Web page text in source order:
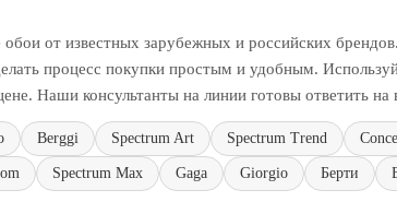
от известных зарубежных и российских
процесс покупки простым и удобным.
Наши консультанты на линии готовы ответить
Berggi Spectrum Art Spectrum Trend
Spectrum Max Gaga Giorgio Берти